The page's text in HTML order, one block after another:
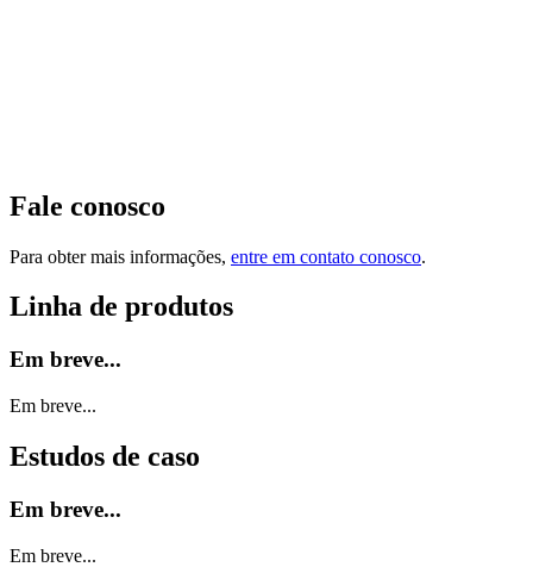
Fale conosco
Para obter mais informações, entre em contato conosco.
Linha de produtos
Em breve...
Em breve...
Estudos de caso
Em breve...
Em breve...